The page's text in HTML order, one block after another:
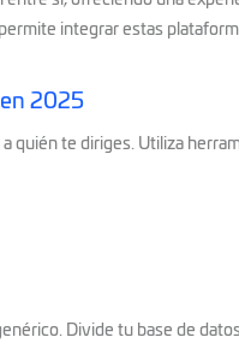
integrar estas
2025
quién te diriges. Utiliza
Divide tu base de